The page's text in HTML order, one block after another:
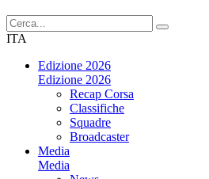
ITA
Edizione 2026
Edizione 2026
Recap Corsa
Classifiche
Squadre
Broadcaster
Media
Media